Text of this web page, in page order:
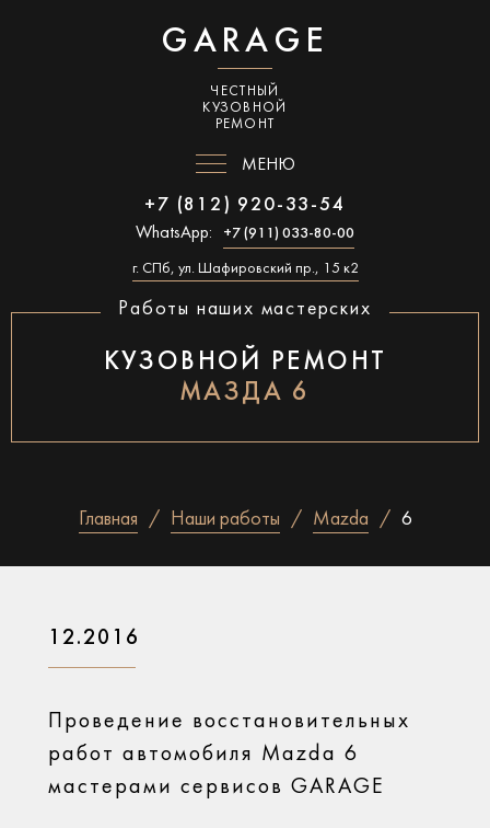
GARAGE
ЧЕСТНЫЙ
КУЗОВНОЙ
РЕМОНТ
МЕНЮ
+7 (812) 920-33-54
WhatsApp: +7 (911) 033-80-00
г. СПб, ул. Шафировский пр., 15 к2
Работы наших мастерских
КУЗОВНОЙ РЕМОНТ
МАЗДА 6
Главная Наши работы Mazda 6
12.2016
Проведение восстановительных
работ автомобиля Mazda 6
мастерами сервисов GARAGE